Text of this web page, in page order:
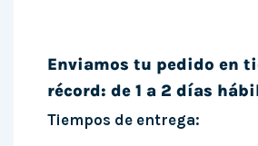
Enviamos tu pedido en
récord: de 1 a 2 días
Tiempos de entrega: